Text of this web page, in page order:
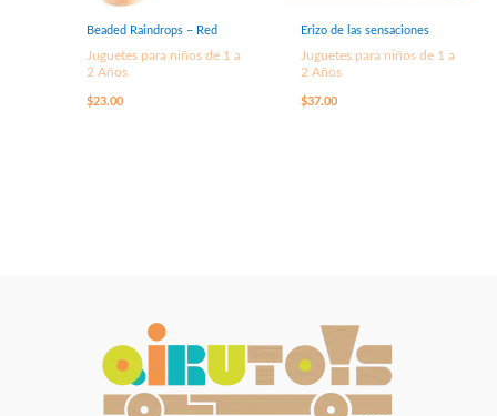
Beaded Raindrops – Red
Juguetes para niños de 1 a
2 Años
$23.00
Erizo de las sensaciones
Juguetes para niños de 1 a
2 Años
$37.00